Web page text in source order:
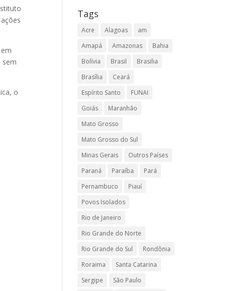
sem
o
Tags
Acre Alagoas
am
Amapá
Amazonas
Bahia
Bolívia
Brasil
Brasilia
Brasília
Ceará
Espírito Santo
FUNAI
Goiás
Maranhão
Mato Grosso
Mato Grosso do Sul
Minas Gerais
Outros Países
Paraná
Paraíba
Pará
Pernambuco
Piauí
Povos Isolados
Rio de Janeiro
Rio Grande do Norte
Rio Grande do Sul
Rondônia
Roraima
Santa Catarina
Sergipe
São Paulo